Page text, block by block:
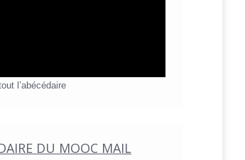
l’abécédaire
DU MOOC MAIL